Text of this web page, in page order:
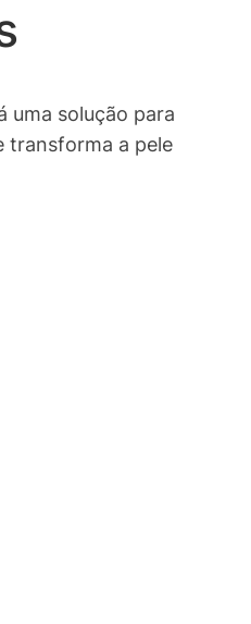
uma solução para
transforma a pele